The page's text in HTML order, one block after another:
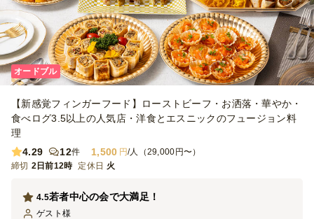
オードブル
【新感覚フィンガーフード】ローストビーフ・お洒落・華やか・
食べログ3.5以上の人気店・洋食とエスニックのフュージョン料
理
4.29
12件 1,500 円/人（29,000円〜）
締切 2日前12時 定休日 火
若者中心の会で大満足！
4.5
ゲスト 様